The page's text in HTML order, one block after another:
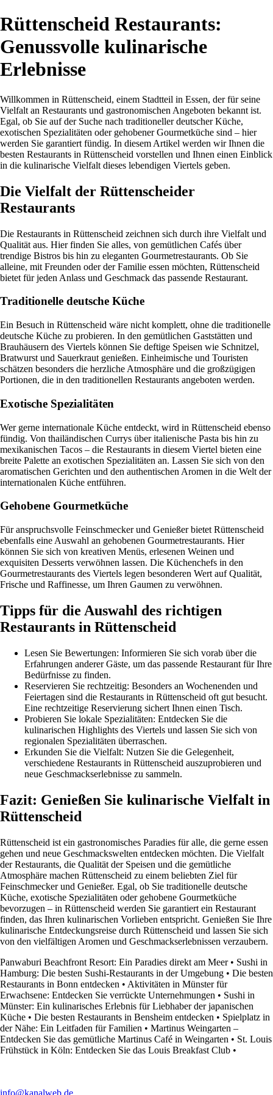
Rüttenscheid Restaurants:
Genussvolle kulinarische
Erlebnisse
Willkommen in Rüttenscheid, einem Stadtteil in Essen, der für seine
Vielfalt an Restaurants und gastronomischen Angeboten bekannt ist.
Egal, ob Sie auf der Suche nach traditioneller deutscher Küche,
exotischen Spezialitäten oder gehobener Gourmetküche sind – hier
werden Sie garantiert fündig. In diesem Artikel werden wir Ihnen die
besten Restaurants in Rüttenscheid vorstellen und Ihnen einen Einblick
in die kulinarische Vielfalt dieses lebendigen Viertels geben.
Die Vielfalt der Rüttenscheider
Restaurants
Die Restaurants in Rüttenscheid zeichnen sich durch ihre Vielfalt und
Qualität aus. Hier finden Sie alles, von gemütlichen Cafés über
trendige Bistros bis hin zu eleganten Gourmetrestaurants. Ob Sie
alleine, mit Freunden oder der Familie essen möchten, Rüttenscheid
bietet für jeden Anlass und Geschmack das passende Restaurant.
Traditionelle deutsche Küche
Ein Besuch in Rüttenscheid wäre nicht komplett, ohne die traditionelle
deutsche Küche zu probieren. In den gemütlichen Gaststätten und
Brauhäusern des Viertels können Sie deftige Speisen wie Schnitzel,
Bratwurst und Sauerkraut genießen. Einheimische und Touristen
schätzen besonders die herzliche Atmosphäre und die großzügigen
Portionen, die in den traditionellen Restaurants angeboten werden.
Exotische Spezialitäten
Wer gerne internationale Küche entdeckt, wird in Rüttenscheid ebenso
fündig. Von thailändischen Currys über italienische Pasta bis hin zu
mexikanischen Tacos – die Restaurants in diesem Viertel bieten eine
breite Palette an exotischen Spezialitäten an. Lassen Sie sich von den
aromatischen Gerichten und den authentischen Aromen in die Welt der
internationalen Küche entführen.
Gehobene Gourmetküche
Für anspruchsvolle Feinschmecker und Genießer bietet Rüttenscheid
ebenfalls eine Auswahl an gehobenen Gourmetrestaurants. Hier
können Sie sich von kreativen Menüs, erlesenen Weinen und
exquisiten Desserts verwöhnen lassen. Die Küchenchefs in den
Gourmetrestaurants des Viertels legen besonderen Wert auf Qualität,
Frische und Raffinesse, um Ihren Gaumen zu verwöhnen.
Tipps für die Auswahl des richtigen
Restaurants in Rüttenscheid
Lesen Sie Bewertungen: Informieren Sie sich vorab über die
Erfahrungen anderer Gäste, um das passende Restaurant für Ihre
Bedürfnisse zu finden.
Reservieren Sie rechtzeitig: Besonders an Wochenenden und
Feiertagen sind die Restaurants in Rüttenscheid oft gut besucht.
Eine rechtzeitige Reservierung sichert Ihnen einen Tisch.
Probieren Sie lokale Spezialitäten: Entdecken Sie die
kulinarischen Highlights des Viertels und lassen Sie sich von
regionalen Spezialitäten überraschen.
Erkunden Sie die Vielfalt: Nutzen Sie die Gelegenheit,
verschiedene Restaurants in Rüttenscheid auszuprobieren und
neue Geschmackserlebnisse zu sammeln.
Fazit: Genießen Sie kulinarische Vielfalt in
Rüttenscheid
Rüttenscheid ist ein gastronomisches Paradies für alle, die gerne essen
gehen und neue Geschmackswelten entdecken möchten. Die Vielfalt
der Restaurants, die Qualität der Speisen und die gemütliche
Atmosphäre machen Rüttenscheid zu einem beliebten Ziel für
Feinschmecker und Genießer. Egal, ob Sie traditionelle deutsche
Küche, exotische Spezialitäten oder gehobene Gourmetküche
bevorzugen – in Rüttenscheid werden Sie garantiert ein Restaurant
finden, das Ihren kulinarischen Vorlieben entspricht. Genießen Sie Ihre
kulinarische Entdeckungsreise durch Rüttenscheid und lassen Sie sich
von den vielfältigen Aromen und Geschmackserlebnissen verzaubern.
Panwaburi Beachfront Resort: Ein Paradies direkt am Meer• Sushi in
Hamburg: Die besten Sushi-Restaurants in der Umgebung • Die besten
Restaurants in Bonn entdecken • Aktivitäten in Münster für
Erwachsene: Entdecken Sie verrückte Unternehmungen • Sushi in
Münster: Ein kulinarisches Erlebnis für Liebhaber der japanischen
Küche • Die besten Restaurants in Bensheim entdecken • Spielplatz in
der Nähe: Ein Leitfaden für Familien • Martinus Weingarten –
Entdecken Sie das gemütliche Martinus Café in Weingarten • St. Louis
Frühstück in Köln: Entdecken Sie das Louis Breakfast Club •
info@kanalweb.de